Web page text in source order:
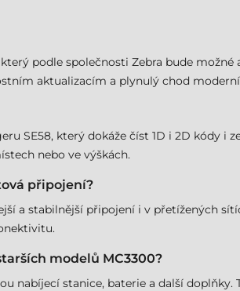
podle společnosti Zebra bude možné
aktualizacím a plynulý chod
SE58, který dokáže číst 1D i 2D kódy i
nebo ve výškách.
připojení?
a stabilnější připojení i v přetížených
modelů MC3300?
nabíjecí stanice, baterie a další doplňky.